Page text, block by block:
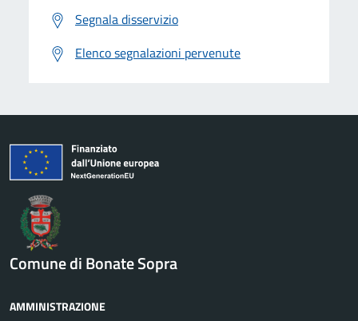
Segnala disservizio
Elenco segnalazioni pervenute
Comune di Bonate Sopra
AMMINISTRAZIONE